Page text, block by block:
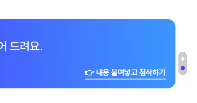
드려요.
👉 내용 붙여넣고 첨삭하기